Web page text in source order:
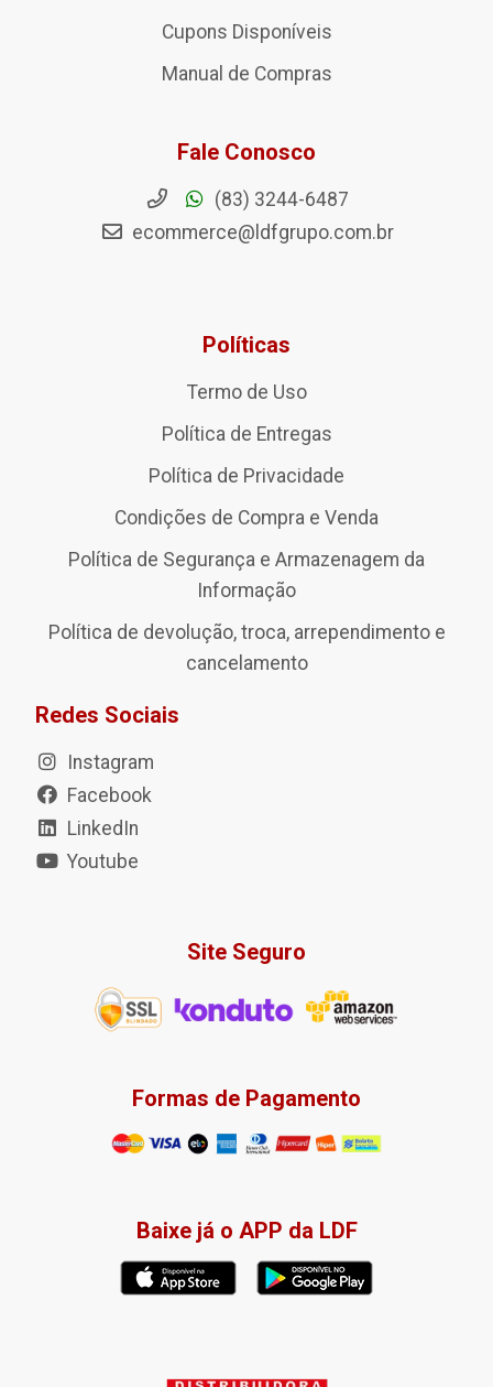
Cupons Disponíveis
Manual de Compras
Fale Conosco
(83) 3244-6487
ecommerce@ldfgrupo.com.br
Políticas
Termo de Uso
Política de Entregas
Política de Privacidade
Condições de Compra e Venda
Política de Segurança e Armazenagem da
Informação
Política de devolução, troca, arrependimento e
cancelamento
Redes Sociais
Instagram
Facebook
LinkedIn
Youtube
Site Seguro
Formas de Pagamento
Baixe já o APP da LDF